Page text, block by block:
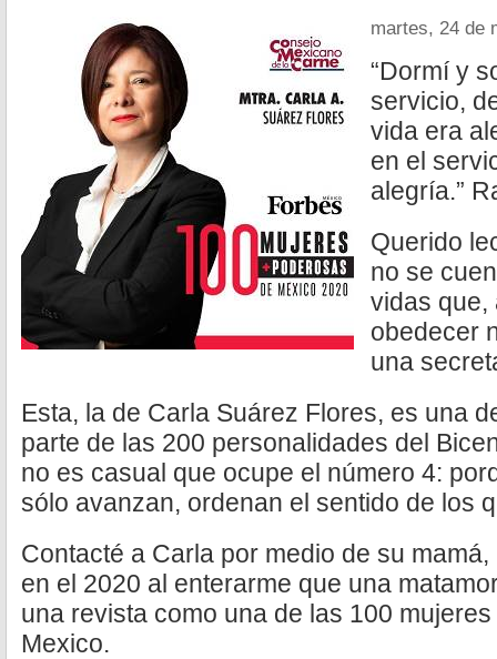
martes, 24 de
“Dormí y
servicio,
vida era
en el
alegría.”
Querido
no se
vidas que,
obedecer
una
Esta, la de Carla Suárez Flores, es una
parte de las 200 personalidades del
no es casual que ocupe el número 4:
sólo avanzan, ordenan el sentido de los
Contacté a Carla por medio de su
en el 2020 al enterarme que una
una revista como una de las 100
Mexico.